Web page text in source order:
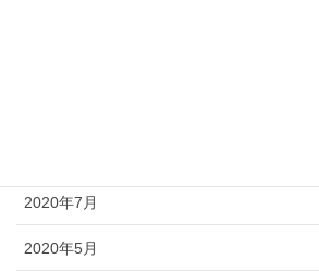
2020年7月
2020年5月